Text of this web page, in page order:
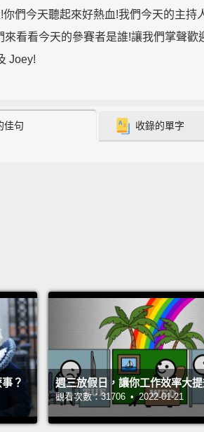
你們今天聽起來好熱血!我們今天的主持
來看看今天的參賽者是誰!讓我們掌聲歡
Joey!
our NFT terms...
Bullish.
Phishing site. FUD.
out of FOMO"
一題是...「因為害怕錯過，所以失心瘋
佳句 收錄的單字
？ 週三放假日，讓你工作效率大提
觀看次數：31706 • 2022-01-21